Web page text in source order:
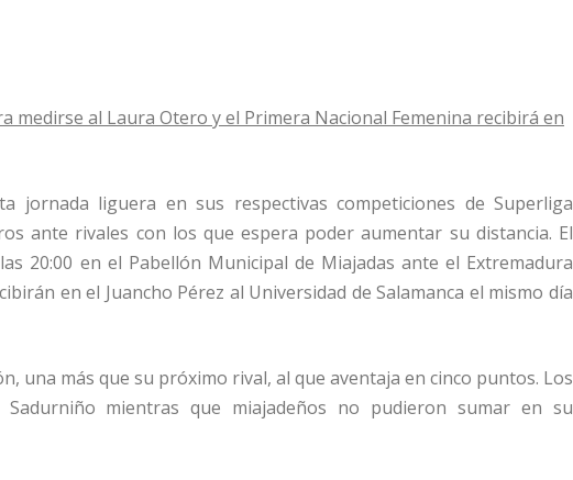
medirse al Laura Otero y el Primera Nacional Femenina recibirá en
jornada liguera en sus respectivas competiciones de Superliga
ante rivales con los que espera poder aumentar su distancia. El
20:00 en el Pabellón Municipal de Miajadas ante el Extremadura
en el Juancho Pérez al Universidad de Salamanca el mismo día
una más que su próximo rival, al que aventaja en cinco puntos. Los
mientras que miajadeños no pudieron sumar en su